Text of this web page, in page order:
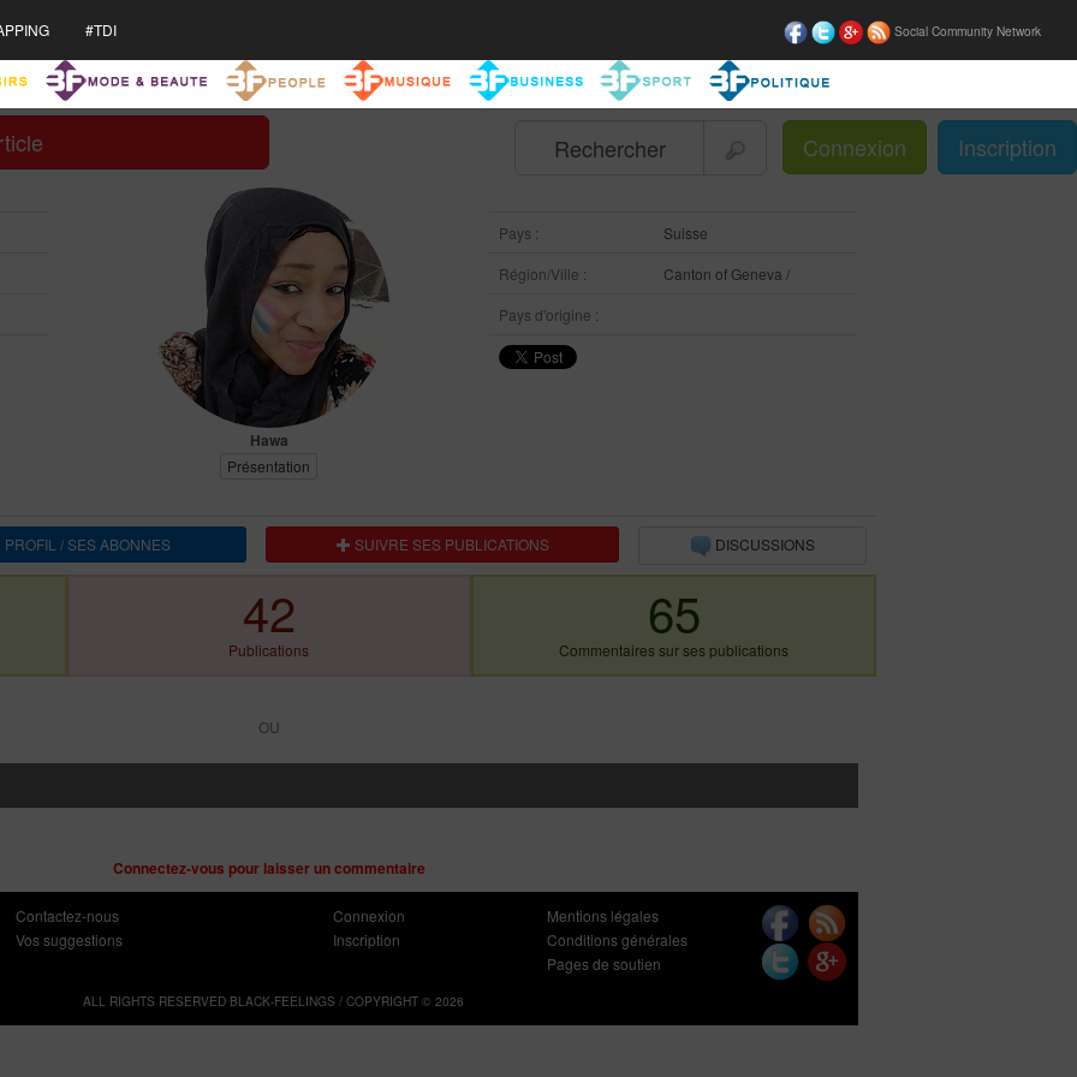
Connexion Inscription
Social Community Network
#TDI
Hawa
Présentation
Pays :
Suisse
Région/Ville :
Canton of Geneva /
Pays d'origine :
PROFIL / SES ABONNES SUIVRE SES PUBLICATIONS DISCUSSIONS
42
Publications
65
Commentaires sur ses publications
OU
Connectez-vous pour laisser un commentaire
Contactez-nous
Vos suggestions
Connexion
Inscription
Mentions légales
Conditions générales
Pages de soutien
ALL RIGHTS RESERVED BLACK-FEELINGS / COPYRIGHT © 2026